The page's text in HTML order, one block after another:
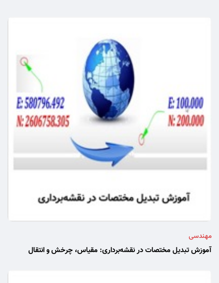
مهندسی
آموزش تبدیل مختصات در نقشه‌برداری: مقیاس، چرخش و انتقال